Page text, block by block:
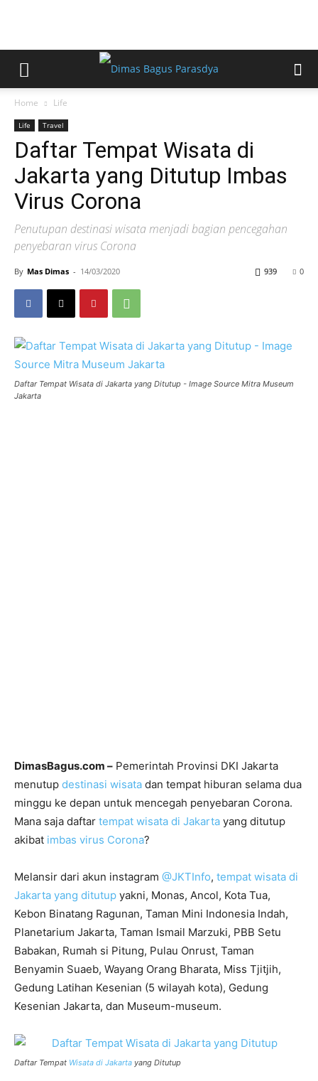
Home Life
Life Travel
Daftar Tempat Wisata di
Jakarta yang Ditutup Imbas
Virus Corona
Penutupan destinasi wisata menjadi bagian pencegahan
penyebaran virus Corona
By Mas Dimas - 14/03/2020 0
939
Daftar Tempat Wisata di Jakarta yang Ditutup - Image Source Mitra Museum
Jakarta
DimasBagus.com – Pemerintah Provinsi DKI Jakarta
menutup destinasi wisata dan tempat hiburan selama dua
minggu ke depan untuk mencegah penyebaran Corona.
Mana saja daftar tempat wisata di Jakarta yang ditutup
akibat imbas virus Corona?
Melansir dari akun instagram @JKTInfo, tempat wisata di
Jakarta yang ditutup yakni, Monas, Ancol, Kota Tua,
Kebon Binatang Ragunan, Taman Mini Indonesia Indah,
Planetarium Jakarta, Taman Ismail Marzuki, PBB Setu
Babakan, Rumah si Pitung, Pulau Onrust, Taman
Benyamin Suaeb, Wayang Orang Bharata, Miss Tjitjih,
Gedung Latihan Kesenian (5 wilayah kota), Gedung
Kesenian Jakarta, dan Museum-museum.
Daftar Tempat Wisata di Jakarta yang Ditutup